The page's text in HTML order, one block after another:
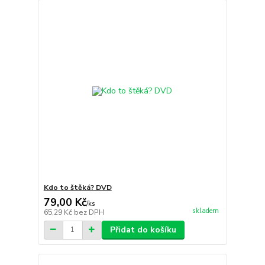
Kdo to štěká? DVD
79,00 Kč/ks
65,29 Kč bez DPH skladem
Přidat do košíku